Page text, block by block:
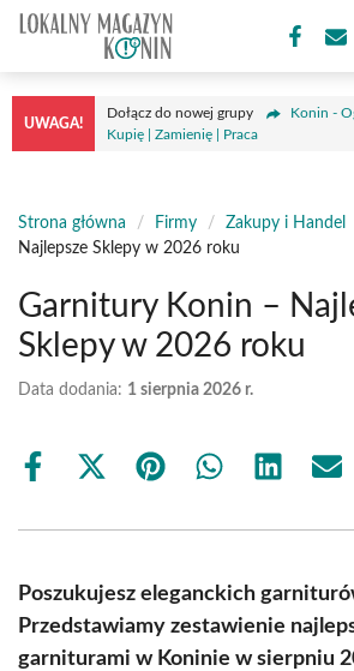
Przejdź
treści
UWAGA!
Dołącz do nowej grupy
Konin -
Kupię | Zamienię | Praca
Strona główna / Firmy / Zakupy i Handel
Najlepsze Sklepy w 2026 roku
Garnitury Konin –
Sklepy w 2026 roku
Data dodania: 1 sierpnia 2026 r.
Share
Share
(Twitter)
Share Share Share
Poszukujesz eleganckich
Przedstawiamy zestawienie
garniturami w Koninie w sierpniu